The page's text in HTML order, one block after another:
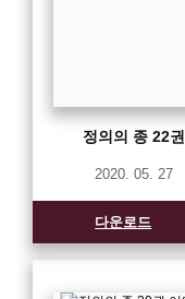
정의의 종 22권
2020. 05. 27
다운로드